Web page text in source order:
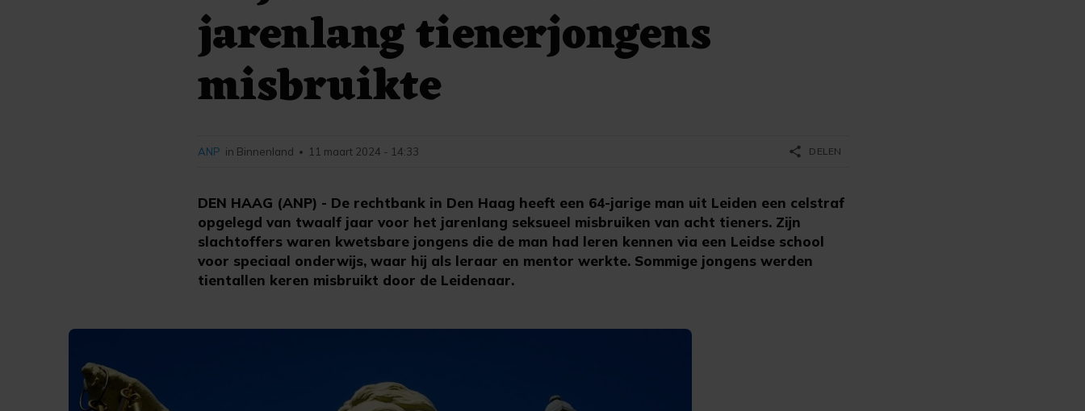
jarenlang tienerjongens
misbruikte
DEN HAAG (ANP) - De rechtbank in Den Haag heeft een 64-jarige man uit Leiden een celstraf
opgelegd van twaalf jaar voor het jarenlang seksueel misbruiken van acht tieners. Zijn
slachtoffers waren kwetsbare jongens die de man had leren kennen via een Leidse school
voor speciaal onderwijs, waar hij als leraar en mentor werkte. Sommige jongens werden
tientallen keren misbruikt door de Leidenaar.
ANP in Binnenland • 11 maart 2024 - 14:33 share DELEN